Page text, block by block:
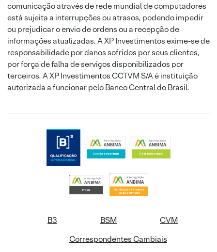
comunicação através de rede mundial de computadores
está sujeita a interrupções ou atrasos, podendo impedir
ou prejudicar o envio de ordens ou a recepção de
informações atualizadas. A XP Investimentos exime-se de
responsabilidade por danos sofridos por seus clientes,
por força de falha de serviços disponibilizados por
terceiros. A XP Investimentos CCTVM S/A é instituição
autorizada a funcionar pelo Banco Central do Brasil.
B3 BSM
CVM
Correspondentes Cambiais